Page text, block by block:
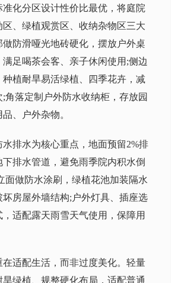
准化分区设计性价比最优，将庭院
、绿植观赏区、收纳杂物区三大
防滑哑光地砖硬化，摆放户外桌
足喝茶会客、亲子休闲使用;侧边
植耐旱易活绿植、四季花卉，减
角落定制户外防水收纳柜，存放园
、户外杂物。
水排水为核心重点，地面预留2%排
排水管道，避免雨季院内积水倒
面做防水涂刷，绿植花池加装隔水
坏房屋外墙结构;户外灯具、插座选
，适配露天雨雪天气使用，保障用
在适配生活，而非过度美化。轻量
绿植、规整硬化布局，适配普通